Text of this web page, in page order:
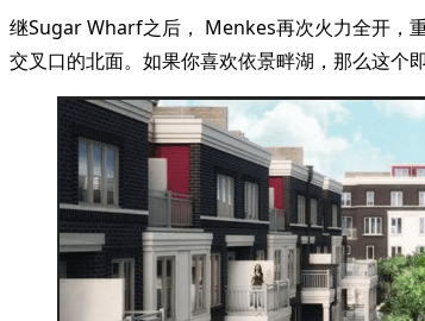
继Sugar Wharf之后， Menkes再次火力全开，
交叉口的北面。如果你喜欢依景畔湖，那么这个